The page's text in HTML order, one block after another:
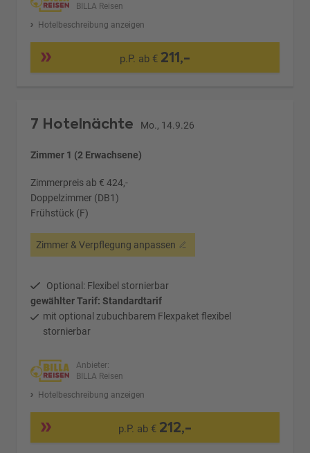
BILLA Reisen
Hotelbeschreibung anzeigen
p.P. ab € 211,-
7 Hotelnächte Mo., 14.9.26
Zimmer 1 (2 Erwachsene)
Zimmerpreis ab € 424,-
Doppelzimmer (DB1)
Frühstück (F)
Zimmer & Verpflegung anpassen
Optional: Flexibel stornierbar
gewählter Tarif: Standardtarif
mit optional zubuchbarem Flexpaket flexibel
stornierbar
Anbieter:
BILLA Reisen
Hotelbeschreibung anzeigen
p.P. ab € 212,-